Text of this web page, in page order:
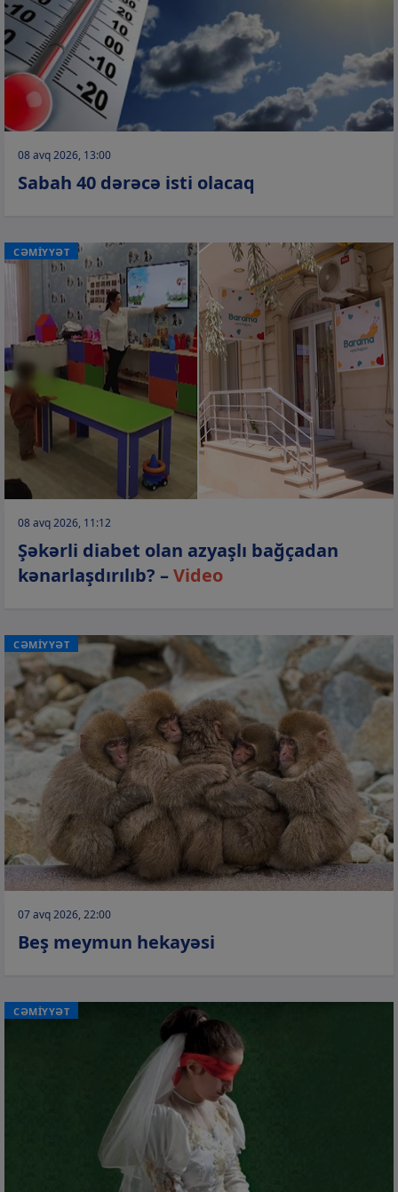
08 avq 2026, 13:00
Sabah 40 dərəcə isti olacaq
CƏMİYYƏT
08 avq 2026, 11:12
Şəkərli diabet olan azyaşlı bağçadan
kənarlaşdırılıb? –Video
CƏMİYYƏT
07 avq 2026, 22:00
Beş meymun hekayəsi
CƏMİYYƏT